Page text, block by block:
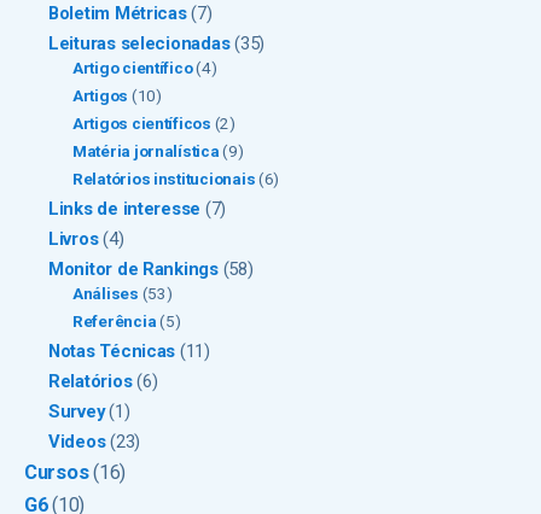
Boletim Métricas(7)
Leituras selecionadas(35)
Artigo científico(4)
Artigos (10)
Artigos científicos (2)
Matéria jornalística (9)
Relatórios institucionais (6)
Links de interesse (7)
Livros(4)
Monitor de Rankings(58)
Análises (53)
Referência (5)
Notas Técnicas (11)
Relatórios(6)
Survey(1)
Videos(23)
Cursos(16)
G6(10)